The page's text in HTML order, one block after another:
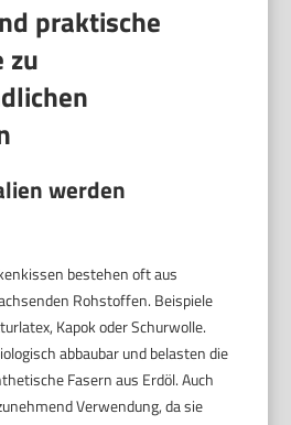
praktische
zu
werden
bestehen oft aus
Rohstoffen. Beispiele
Kapok oder Schurwolle.
abbaubar und belasten die
Fasern aus Erdöl. Auch
Verwendung, da sie